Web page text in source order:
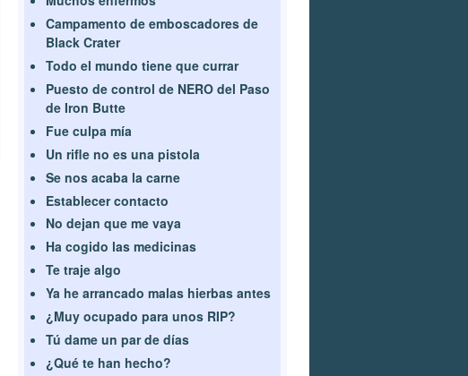
Campamento de emboscadores de
Black Crater
Todo el mundo tiene que currar
Puesto de control de NERO del Paso
de Iron Butte
Fue culpa mía
Un rifle no es una pistola
Se nos acaba la carne
Establecer contacto
No dejan que me vaya
Ha cogido las medicinas
Te traje algo
Ya he arrancado malas hierbas antes
¿Muy ocupado para unos RIP?
Tú dame un par de días
¿Qué te han hecho?